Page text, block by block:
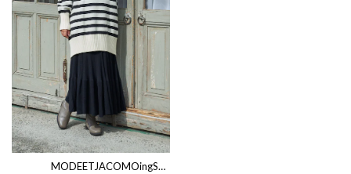
MODEETJACOMOingSTAFF